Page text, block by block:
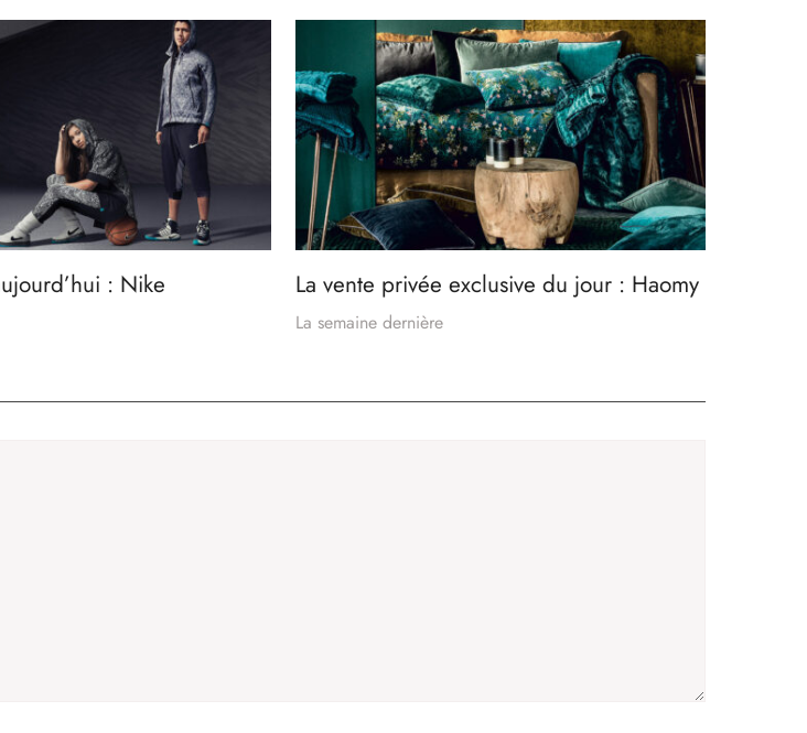
: Nike La vente privée exclusive du jour : Haomy
La semaine dernière